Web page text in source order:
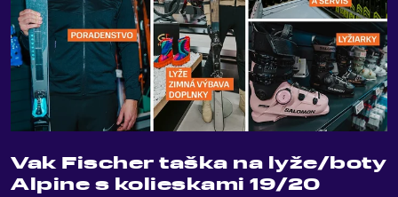
Vak Fischer taška na lyže/boty
Alpine s kolieskami 19/20